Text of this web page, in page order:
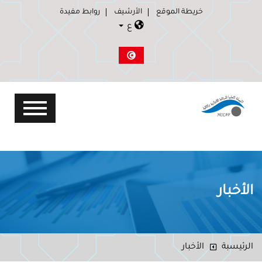
خريطة الموقع الأرشيف روابط مفيدة
ع
الأخبار
الرئيسبة الأخبار